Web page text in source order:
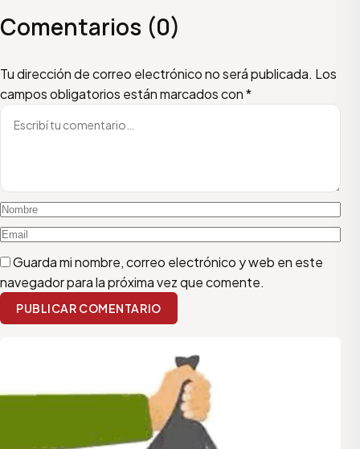
Comentarios (0)
Tu dirección de correo electrónico no será publicada. Los
campos obligatorios están marcados con*
Escribí tu comentario
Nombre
Email
Guarda mi nombre, correo electrónico y web en este
navegador para la próxima vez que comente.
PUBLICAR COMENTARIO